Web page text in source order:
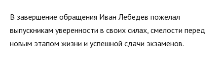
В завершение обращения Иван Лебедев пожелал
выпускникам уверенности в своих силах, смелости перед
новым этапом жизни и успешной сдачи экзаменов.